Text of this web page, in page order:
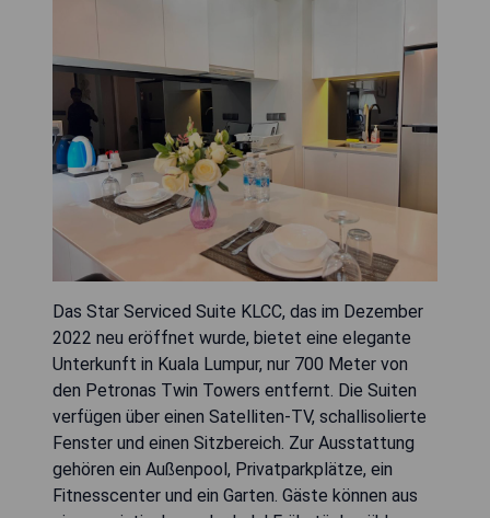
Das Star Serviced Suite KLCC, das im Dezember
2022 neu eröffnet wurde, bietet eine elegante
Unterkunft in Kuala Lumpur, nur 700 Meter von
den Petronas Twin Towers entfernt. Die Suiten
verfügen über einen Satelliten-TV, schallisolierte
Fenster und einen Sitzbereich. Zur Ausstattung
gehören ein Außenpool, Privatparkplätze, ein
Fitnesscenter und ein Garten. Gäste können aus